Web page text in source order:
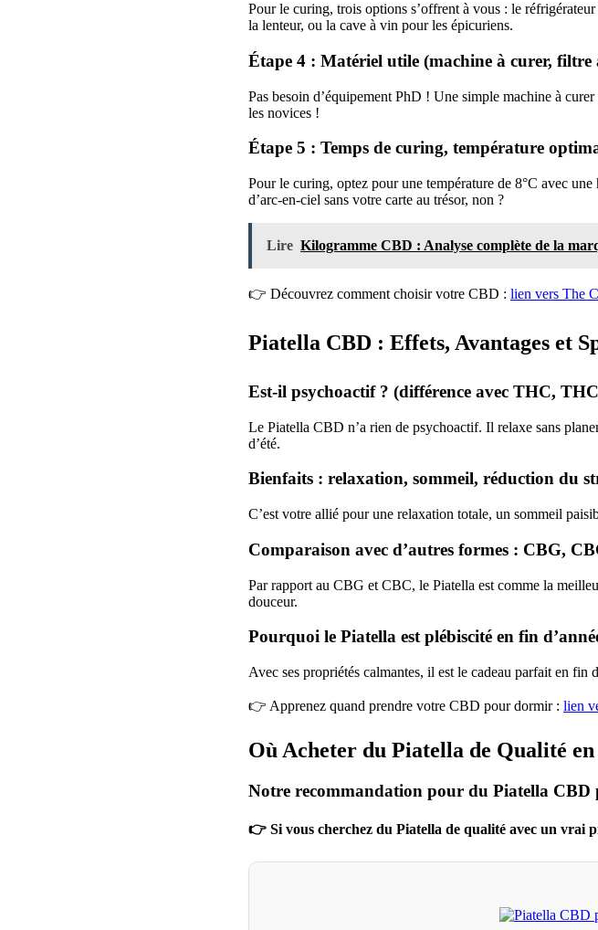
Pour le curing, trois options s’offrent à vous : le
la lenteur, ou la cave à vin pour les épicuriens.
Étape 4 : Matériel utile (machine à curer,
Pas besoin d’équipement PhD ! Une simple machine à
les novices !
Étape 5 : Temps de curing, température
Pour le curing, optez pour une température de 8°C avec
d’arc-en-ciel sans votre carte au trésor, non ?
Lire Kilogramme CBD : Analyse complète de la
👉 Découvrez comment choisir votre CBD : lien vers The
Piatella CBD : Effets, Avantages et
Est-il psychoactif ? (différence avec THC,
Le Piatella CBD n’a rien de psychoactif. Il relaxe sans
d’été.
Bienfaits : relaxation, sommeil, réduction du
C’est votre allié pour une relaxation totale, un sommeil
Comparaison avec d’autres formes : CBG,
Par rapport au CBG et CBC, le Piatella est comme la
douceur.
Pourquoi le Piatella est plébiscité en fin
Avec ses propriétés calmantes, il est le cadeau parfait en fin
👉 Apprenez quand prendre votre CBD pour dormir : lien
Où Acheter du Piatella de Qualité en
Notre recommandation pour du Piatella CBD
👉 Si vous cherchez du Piatella de qualité avec un vrai